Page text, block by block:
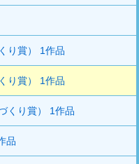
り賞） 1作品
り賞） 1作品
くり賞） 1作品
品